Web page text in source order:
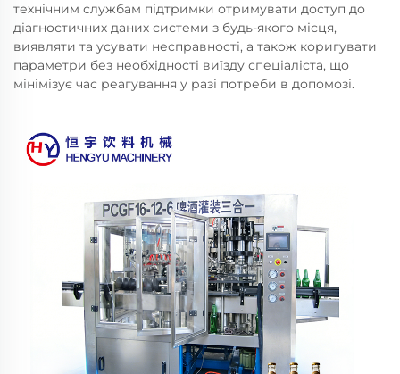
технічним службам підтримки отримувати доступ до
діагностичних даних системи з будь-якого місця,
виявляти та усувати несправності, а також коригувати
параметри без необхідності виїзду спеціаліста, що
мінімізує час реагування у разі потреби в допомозі.